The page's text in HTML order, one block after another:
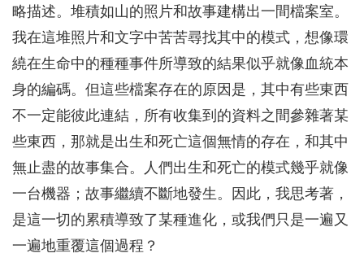
略描述。堆積如山的照片和故事建構出一間檔案室。
我在這堆照片和文字中苦苦尋找其中的模式，想像環
繞在生命中的種種事件所導致的結果似乎就像血統本
身的編碼。但這些檔案存在的原因是，其中有些東西
不一定能彼此連結，所有收集到的資料之間參雜著某
些東西，那就是出生和死亡這個無情的存在，和其中
無止盡的故事集合。人們出生和死亡的模式幾乎就像
一台機器；故事繼續不斷地發生。因此，我思考著，
是這一切的累積導致了某種進化，或我們只是一遍又
一遍地重覆這個過程？